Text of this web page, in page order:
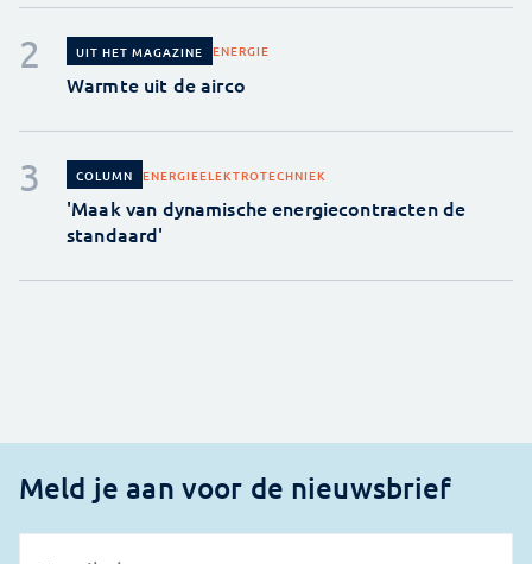
UIT HET MAGAZINE ENERGIE
Warmte uit de airco
COLUMN ENERGIEELEKTROTECHNIEK
'Maak van dynamische energiecontracten de
standaard'
Meld je aan voor de nieuwsbrief